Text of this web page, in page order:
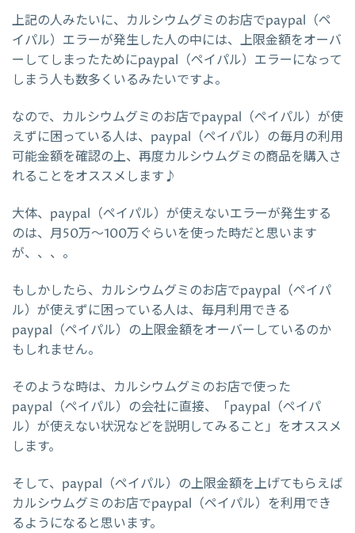
上記の人みたいに、カルシウムグミのお店でpaypal（ペ
イパル）エラーが発生した人の中には、上限金額をオーバ
ーしてしまったためにpaypal（ペイパル）エラーになって
しまう人も数多くいるみたいですよ。
なので、カルシウムグミのお店でpaypal（ペイパル）が使
えずに困っている人は、paypal（ペイパル）の毎月の利用
可能金額を確認の上、再度カルシウムグミの商品を購入さ
れることをオススメします♪
大体、paypal（ペイパル）が使えないエラーが発生する
のは、月50万～100万ぐらいを使った時だと思います
が、、、。
もしかしたら、カルシウムグミのお店でpaypal（ペイパ
ル）が使えずに困っている人は、毎月利用できる
paypal（ペイパル）の上限金額をオーバーしているのか
もしれません。
そのような時は、カルシウムグミのお店で使った
paypal（ペイパル）の会社に直接、「paypal（ペイパ
ル）が使えない状況などを説明してみること」をオススメ
します。
そして、paypal（ペイパル）の上限金額を上げてもらえば
カルシウムグミのお店でpaypal（ペイパル）を利用でき
るようになると思います。